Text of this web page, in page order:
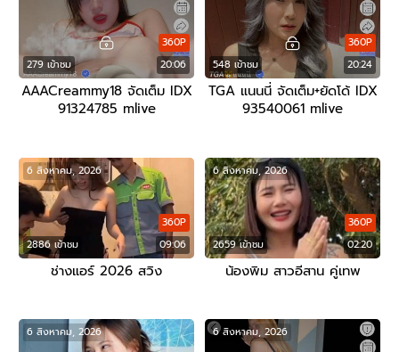
279 เข้าชม 20:06
360P
AAACreammy18 จัดเต็ม IDX
91324785 mlive
548 เข้าชม 20:24
360P
TGA แนนนี่ จัดเต็ม+ยัดโด้ IDX
93540061 mlive
2886 เข้าชม 09:06
360P
6 สิงหาคม, 2026
ช่างแอร์ 2026 สวิง
2659 เข้าชม 02:20
360P
6 สิงหาคม, 2026
น้องพิม สาวอีสาน คู่เทพ
6 สิงหาคม, 2026 6 สิงหาคม, 2026